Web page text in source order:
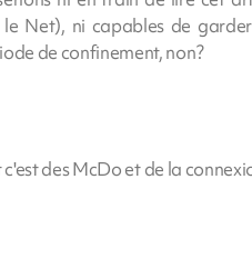
Net), ni capables de
de confinement, non?
des McDo et de la